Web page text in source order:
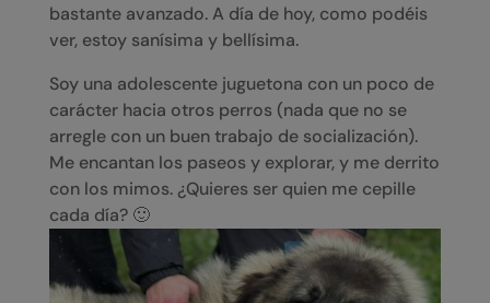
bastante avanzado. A día de hoy, como podéis
ver, estoy sanísima y bellísima.
Soy una adolescente juguetona con un poco de
carácter hacia otros perros (nada que no se
arregle con un buen trabajo de socialización).
Me encantan los paseos y explorar, y me derrito
con los mimos. ¿Quieres ser quien me cepille
cada día? 🙂